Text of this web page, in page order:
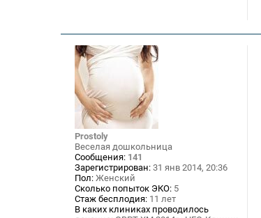
Prostoly
Веселая дошкольница
Сообщения: 141
Зарегистрирован: 31 янв 2014, 20:36
Пол: Женский
Сколько попыток ЭКО: 5
Стаж бесплодия: 11 лет
В каких клиниках проводилось